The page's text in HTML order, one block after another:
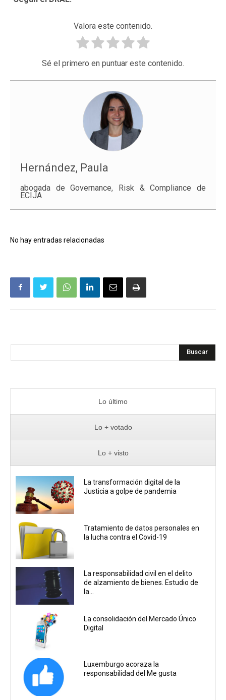
Valora este contenido.
Sé el primero en puntuar este contenido.
Hernández, Paula
abogada de Governance, Risk & Compliance de
ECIJA
No hay entradas relacionadas
Buscar
Lo último
Lo + votado
Lo + visto
La transformación digital de la
Justicia a golpe de pandemia
Tratamiento de datos personales en
la lucha contra el Covid-19
La responsabilidad civil en el delito
de alzamiento de bienes. Estudio de
la...
La consolidación del Mercado Único
Digital
Luxemburgo acoraza la
responsabilidad del Me gusta